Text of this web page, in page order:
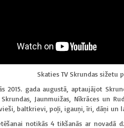
Skaties TV Skrundas sižetu
2015. gada augustā, aptaujājot
Jaunmuižas, Nīkrāces un
baltkrievi, poļi, igauņi, īri, dāņi un
notikās 4 tikšanās ar